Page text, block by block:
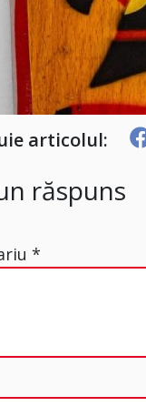
articolul:
răspuns
*